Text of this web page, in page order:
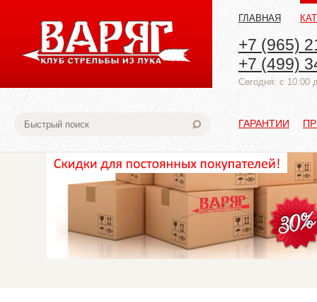
ГЛАВНАЯ
+7 (965)
+7 (499)
Cегодня: с 10:00
ГАРАНТИИ